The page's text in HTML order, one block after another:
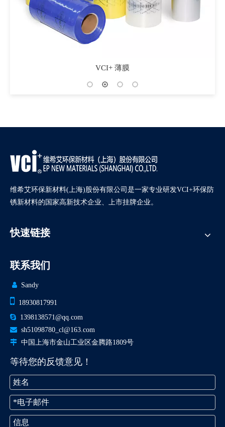
VCI+ 薄膜
维希艾环保新材料(上海)股份有限公司是一家专业研发VCI+环保防
锈新材料的国家高新技术企业、上市挂牌企业。
快速链接
联系我们
 Sandy
 18930817991
 1398138571@qq.com
 sh51098780_cl@163.com
 中国上海市金山工业区金腾路1809号
等待您的反馈意见！